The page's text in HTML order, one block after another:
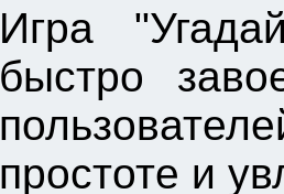
Игра
быстро
простоте и